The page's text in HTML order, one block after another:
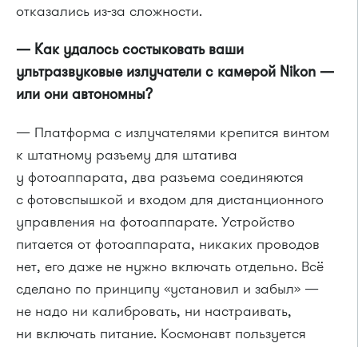
отказались из-за сложности.
— Как удалось состыковать ваши
ультразвуковые излучатели с камерой Nikon —
или они автономны?
— Платформа с излучателями крепится винтом
к штатному разъему для штатива
у фотоаппарата, два разъема соединяются
с фотовспышкой и входом для дистанционного
управления на фотоаппарате. Устройство
питается от фотоаппарата, никаких проводов
нет, его даже не нужно включать отдельно. Всё
сделано по принципу «установил и забыл» —
не надо ни калибровать, ни настраивать,
ни включать питание. Космонавт пользуется